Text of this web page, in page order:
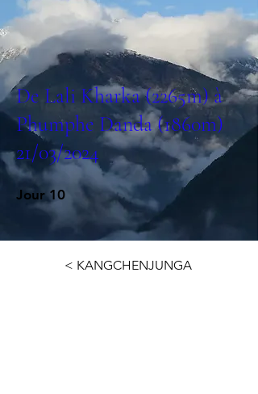
De Lali Kharka (2265m) à
Phumphe Danda (1860m)
21/03/2024
Jour 10
< KANGCHENJUNGA